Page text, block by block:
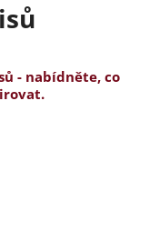
- nabídněte, co